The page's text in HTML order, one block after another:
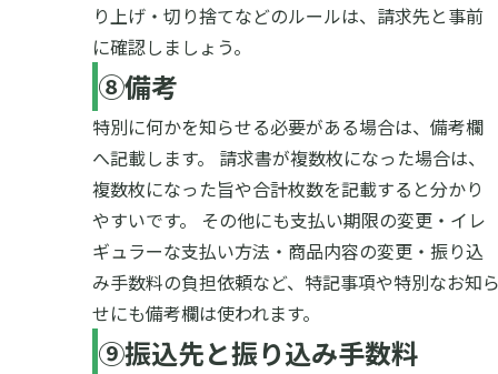
り上げ・切り捨てなどのルールは、請求先と事前
に確認しましょう。
⑧備考
特別に何かを知らせる必要がある場合は、備考欄
へ記載します。 請求書が複数枚になった場合は、
複数枚になった旨や合計枚数を記載すると分かり
やすいです。 その他にも支払い期限の変更・イレ
ギュラーな支払い方法・商品内容の変更・振り込
み手数料の負担依頼など、特記事項や特別なお知
せにも備考欄は使われます。
⑨振込先と振り込み手数料